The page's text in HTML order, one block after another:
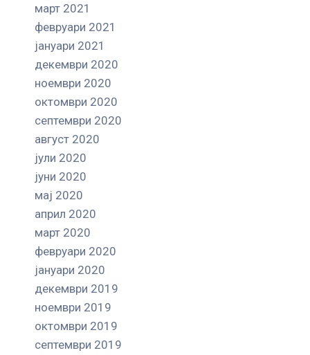
март 2021
февруари 2021
јануари 2021
декември 2020
ноември 2020
октомври 2020
септември 2020
август 2020
јули 2020
јуни 2020
мај 2020
април 2020
март 2020
февруари 2020
јануари 2020
декември 2019
ноември 2019
октомври 2019
септември 2019